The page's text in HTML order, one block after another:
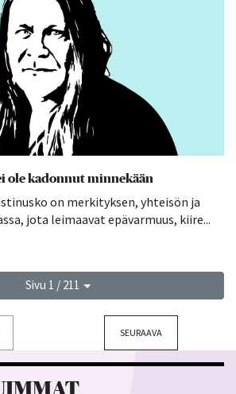
ole kadonnut minnekään
on merkityksen, yhteisön ja
jota leimaavat epävarmuus, kiire...
Sivu 1 / 211
SEURAAVA